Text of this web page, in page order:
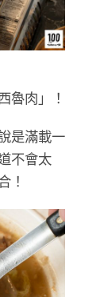
魯肉」！
是滿載一
不會太
！